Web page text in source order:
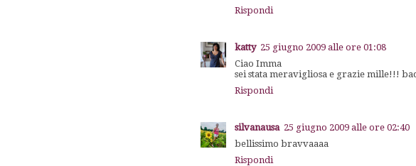
Rispondi
katty 25 giugno 2009 alle ore 01:08
Ciao Imma
sei stata meravigliosa e grazie mille!!!
Rispondi
silvanausa 25 giugno 2009 alle ore 02:40
bellissimo bravvaaaa
Rispondi